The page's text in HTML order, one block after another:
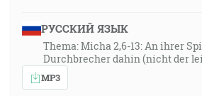
РУССКИЙ ЯЗЫК
Thema: Micha 2,6-13: An ihrer
Durchbrecher dahin (nicht der
MP3